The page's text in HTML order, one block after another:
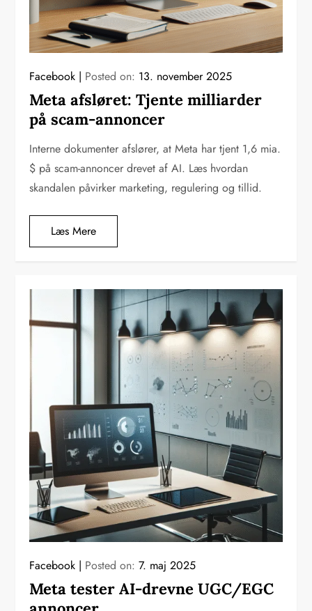
Facebook Posted on: 13. november 2025
Meta afsløret: Tjente milliarder
på scam-annoncer
Interne dokumenter afslører, at Meta har tjent 1,6 mia.
$ på scam-annoncer drevet af AI. Læs hvordan
skandalen påvirker marketing, regulering og tillid.
Læs Mere
Facebook Posted on:7. maj 2025
Meta tester AI-drevne UGC/EGC